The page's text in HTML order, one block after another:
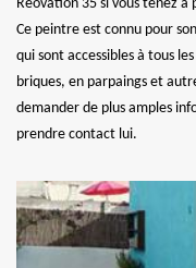
Réovation 35 si vous tenez
Ce peintre est connu pour
qui sont accessibles à tous
briques, en parpaings et
demander de plus amples
prendre contact lui.